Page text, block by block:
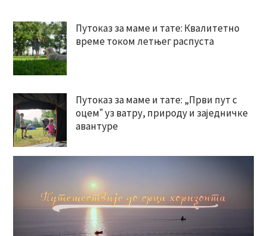
Путоказ за маме и тате: Квалитетно
време током летњег распуста
Путоказ за маме и тате: „Први пут с
оцемˮ уз ватру, природу и заједничке
авантуре